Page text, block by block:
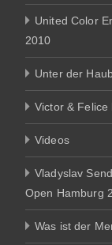
United Color
2010
Unter der
Victor & Felice
Videos
Vladyslav
Open Hamburg
Was ist der